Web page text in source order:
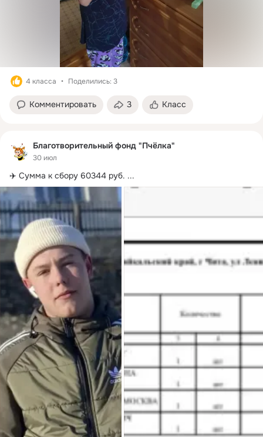
4 класса Поделились: 3
Комментировать 3 Класс
Благотворительный фонд "Пчёлка"
30 июл
✈️ Сумма к сбору 60344 руб. ...